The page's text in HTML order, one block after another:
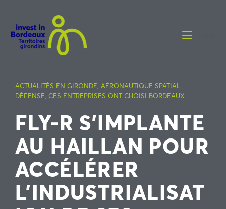
ACTUALITÉS EN GIRONDE, AÉRONAUTIQUE SPATIAL
DÉFENSE, CES ENTREPRISES ONT CHOISI BORDEAUX
FLY-R S’IMPLANTE
AU HAILLAN POUR
ACCÉLÉRER
L’INDUSTRIALISAT